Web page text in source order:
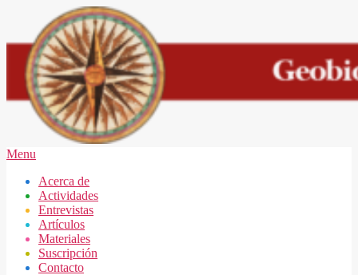
content
GEOBIOLOGÍA
DEL
PLATA
Secondary
Menu
Menu
Acerca de
Actividades
Entrevistas
Artículos
Materiales
Suscripción
Contacto